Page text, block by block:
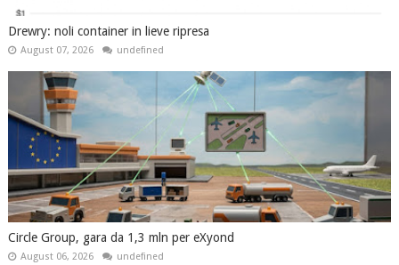
Drewry: noli container in lieve ripresa
August 07, 2026 undefined
Circle Group, gara da 1,3 mln per eXyond
August 06, 2026 undefined